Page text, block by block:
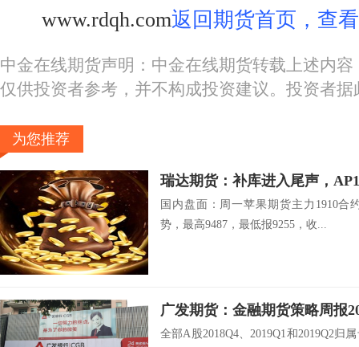
www.rdqh.com返回期货首页，查
中金在线期货声明：中金在线期货转载上述内
仅供投资者参考，并不构成投资建议。投资者
为您推荐
瑞达期货：补库进入尾声，
国内盘面：周一苹果期货主力1910合
势，最高9487，最低报9255，收...
广发期货：金融期货策略周报
全部A股2018Q4、2019Q1和2019Q2归